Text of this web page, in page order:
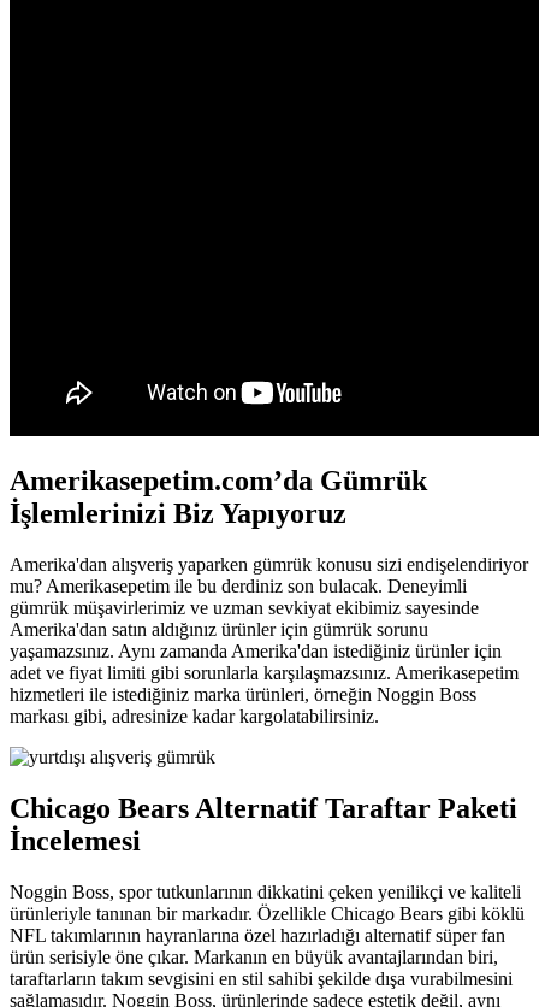
Amerikasepetim.com’da Gümrük
İşlemlerinizi Biz Yapıyoruz
Amerika'dan alışveriş yaparken gümrük konusu sizi endişelendiriyor
mu? Amerikasepetim ile bu derdiniz son bulacak. Deneyimli
gümrük müşavirlerimiz ve uzman sevkiyat ekibimiz sayesinde
Amerika'dan satın aldığınız ürünler için gümrük sorunu
yaşamazsınız. Aynı zamanda Amerika'dan istediğiniz ürünler için
adet ve fiyat limiti gibi sorunlarla karşılaşmazsınız. Amerikasepetim
hizmetleri ile istediğiniz marka ürünleri, örneğin Noggin Boss
markası gibi, adresinize kadar kargolatabilirsiniz.
Chicago Bears Alternatif Taraftar Paketi
İncelemesi
Noggin Boss, spor tutkunlarının dikkatini çeken yenilikçi ve kaliteli
ürünleriyle tanınan bir markadır. Özellikle Chicago Bears gibi köklü
NFL takımlarının hayranlarına özel hazırladığı alternatif süper fan
ürün serisiyle öne çıkar. Markanın en büyük avantajlarından biri,
taraftarların takım sevgisini en stil sahibi şekilde dışa vurabilmesini
sağlamasıdır. Noggin Boss, ürünlerinde sadece estetik değil, aynı